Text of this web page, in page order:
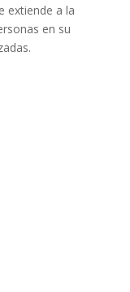
extiende a la
en su